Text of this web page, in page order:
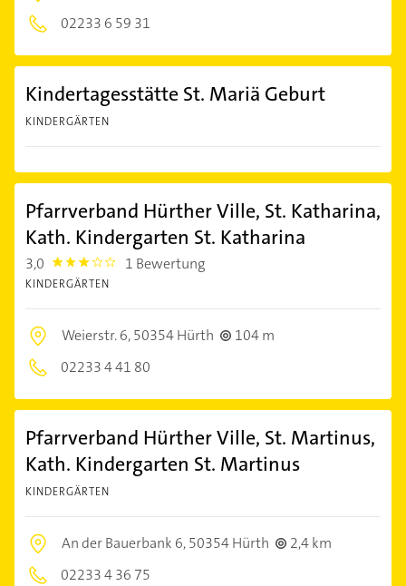
02233 6 59 31
Kindertagesstätte St. Mariä Geburt
KINDERGÄRTEN
Pfarrverband Hürther Ville, St. Katharina,
Kath. Kindergarten St. Katharina
3,0 3.0 1 Bewertung
KINDERGÄRTEN
Weierstr. 6,50354 Hürth
104 m
02233 4 41 80
Pfarrverband Hürther Ville, St. Martinus,
Kath. Kindergarten St. Martinus
KINDERGÄRTEN
An der Bauerbank 6,50354 Hürth
2,4 km
02233 4 36 75